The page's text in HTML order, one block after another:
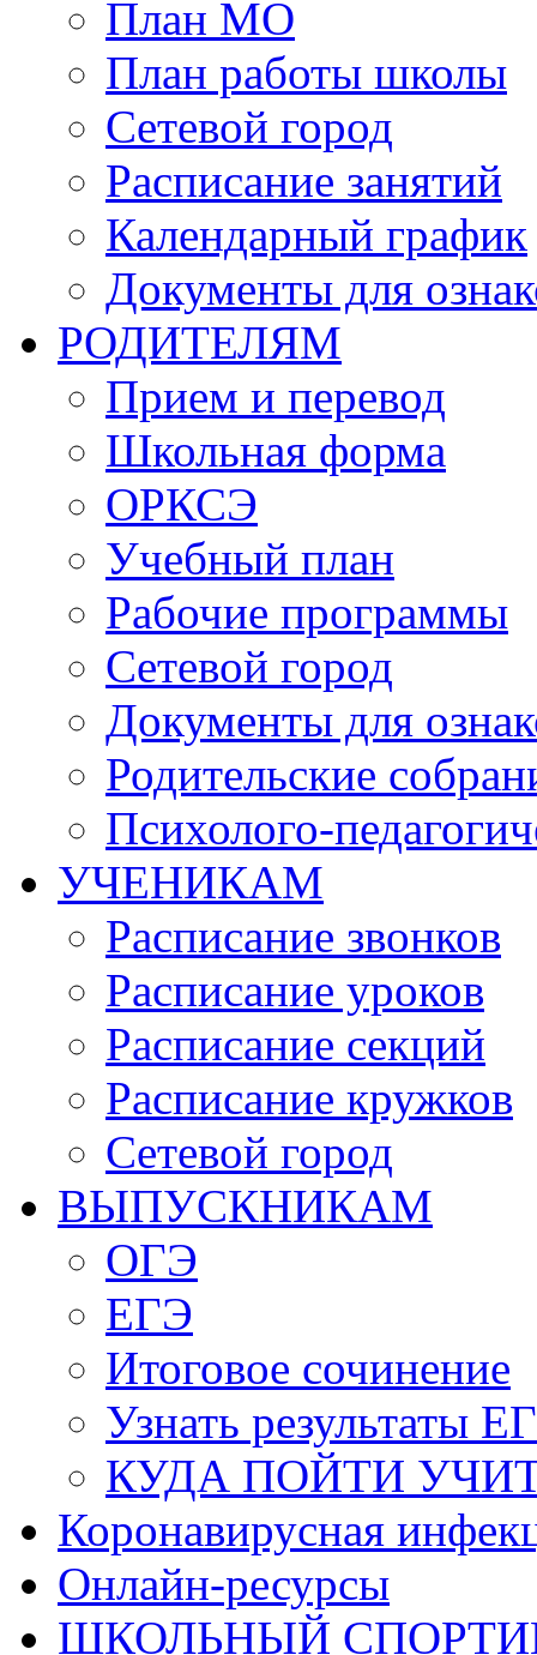
План МО
План работы школы
Сетевой город
Расписание занятий
Календарный график
Документы для
РОДИТЕЛЯМ
Прием и перевод
Школьная форма
ОРКСЭ
Учебный план
Рабочие программы
Сетевой город
Документы для
Родительские
Психолого-
УЧЕНИКАМ
Расписание звонков
Расписание уроков
Расписание секций
Расписание кружков
Сетевой город
ВЫПУСКНИКАМ
ОГЭ
ЕГЭ
Итоговое сочинение
Узнать результаты
КУДА ПОЙТИ
Коронавирусная
Онлайн-ресурсы
ШКОЛЬНЫЙ